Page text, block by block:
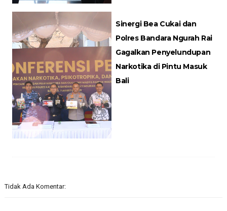
Sinergi Bea Cukai dan
Polres Bandara Ngurah Rai
Gagalkan Penyelundupan
Narkotika di Pintu Masuk
Bali
Tidak Ada Komentar: